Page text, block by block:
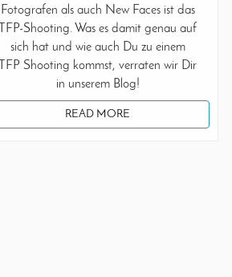
Fotografen als auch New Faces ist das
TFP-Shooting. Was es damit genau auf
sich hat und wie auch Du zu einem
TFP Shooting kommst, verraten wir Dir
in unserem Blog!
READ MORE